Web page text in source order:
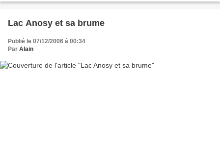
Lac Anosy et sa brume
Publié le 07/12/2006 à 00:34
Par Alain